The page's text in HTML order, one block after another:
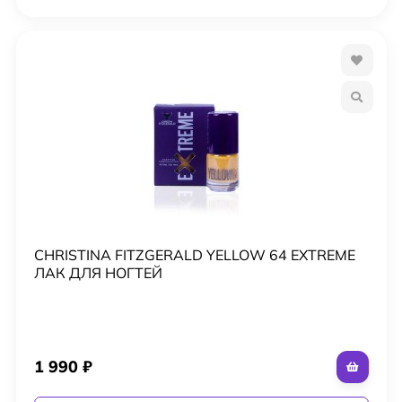
CHRISTINA FITZGERALD YELLOW 64 EXTREME
ЛАК ДЛЯ НОГТЕЙ
1 990 ₽